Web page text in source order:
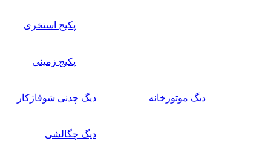
پکیج استخری
پکیج زمینی
دیگ موتورخانه دیگ چدنی شوفاژکار
دیگ چگالشی